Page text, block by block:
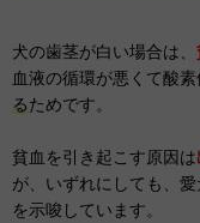
犬の歯茎が白い場合は、
血液の循環が悪くて酸素
るためです。
貧血を引き起こす原因は
が、いずれにしても、
を示唆しています。